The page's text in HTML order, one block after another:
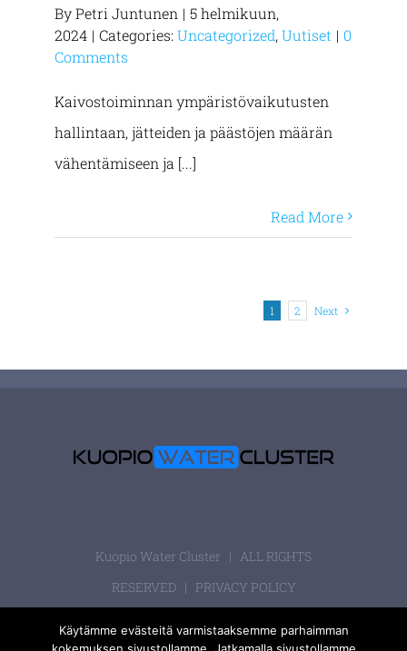
ByPetri Juntunen | 5 helmikuun,
2024 | Categories: Uncategorized, Uutiset | 0
Comments
Kaivostoiminnan ympäristövaikutusten
hallintaan, jätteiden ja päästöjen määrän
vähentämiseen ja [...]
Read More
1 2 Next
Kuopio Water Cluster | ALL RIGHTS
RESERVED | PRIVACY POLICY
Käytämme evästeitä varmistaaksemme parhaimman